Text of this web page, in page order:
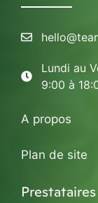
Lundi au
9:00 à
A propos
Plan de site
Prestataires